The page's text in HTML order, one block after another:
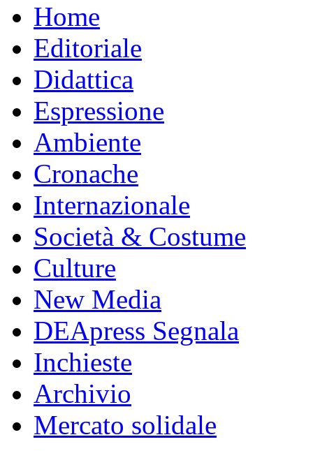
Home
Editoriale
Didattica
Espressione
Ambiente
Cronache
Internazionale
Società & Costume
Culture
New Media
DEApress Segnala
Inchieste
Archivio
Mercato solidale